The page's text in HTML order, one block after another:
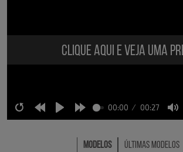
Clique aqui e veja uma
RestartRewindPlay Forward
00:00 00:27
Modelos Últimas Modelos